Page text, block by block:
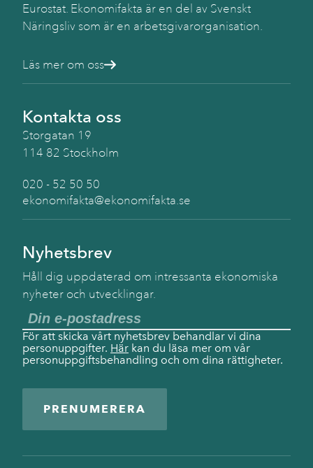
Eurostat. Ekonomifakta är en del av Svenskt
Näringsliv som är en arbetsgivarorganisation.
Läs mer om oss
Kontakta oss
Storgatan 19
114 82 Stockholm
020 - 52 50 50
ekonomifakta@ekonomifakta.se
Nyhetsbrev
Håll dig uppdaterad om intressanta ekonomiska
nyheter och utvecklingar.
För att skicka vårt nyhetsbrev behandlar vi dina
personuppgifter. Här kan du läsa mer om vår
personuppgiftsbehandling och om dina rättigheter.
PRENUMERERA